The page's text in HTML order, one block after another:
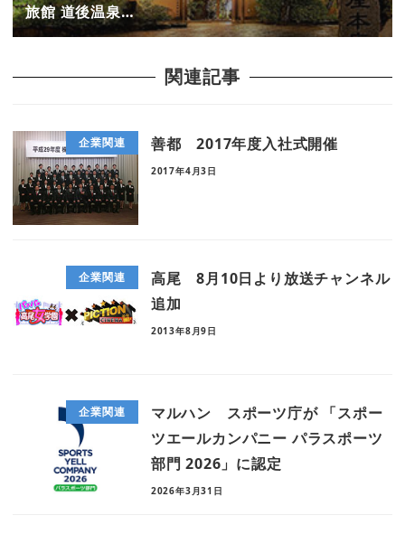
旅館 道後温泉…
関連記事
企業関連 善都 2017年度入社式開催
2017年4月3日
企業関連
高尾 8月10日より放送チャンネル
追加
2013年8月9日
企業関連
マルハン スポーツ庁が 「スポー
ツエールカンパニー パラスポーツ
部門 2026」に認定
2026年3月31日